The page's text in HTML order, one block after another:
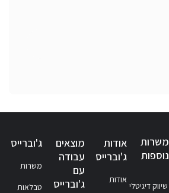
משרות
נוספות
שיווק דיגיטלי
אודות
ג'וברייס
אודות
מוצאים
עבודה
עם
ג'וברייס
ג'וברייס
משרות
טבלאות